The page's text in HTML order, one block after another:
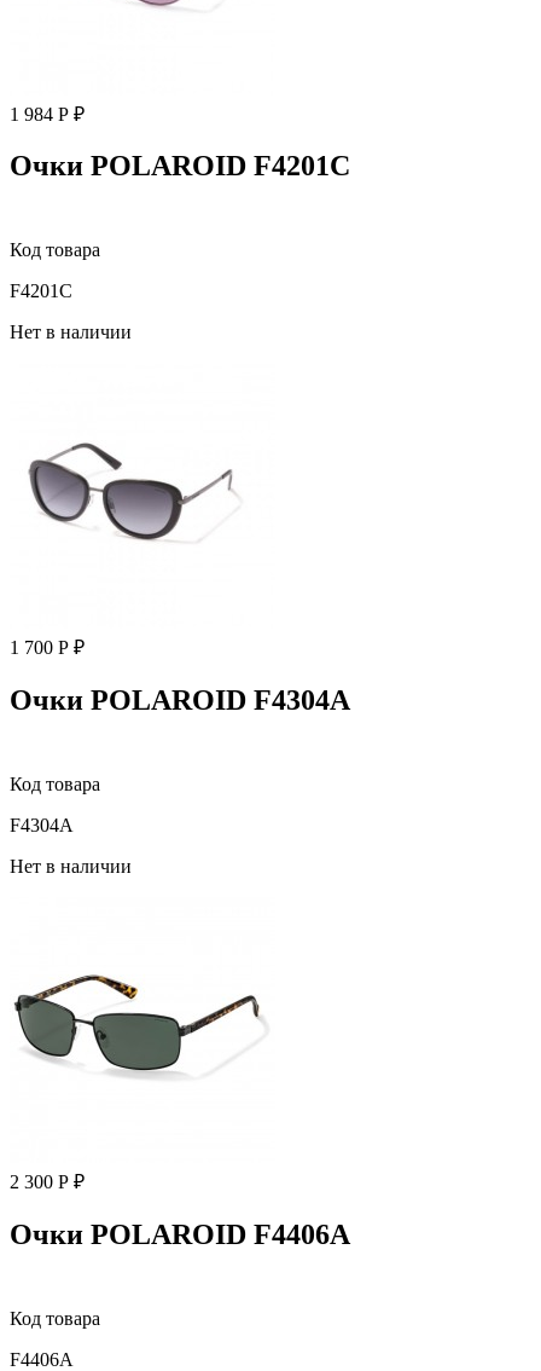
1 984 Р ₽
Очки POLAROID F4201C
Код товара
F4201C
Нет в наличии
1 700 Р ₽
Очки POLAROID F4304A
Код товара
F4304A
Нет в наличии
2 300 Р ₽
Очки POLAROID F4406A
Код товара
F4406A